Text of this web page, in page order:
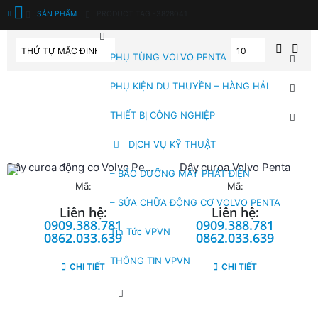
PHỤ TÙNG VOLVO PENTA
PHỤ KIỆN DU THUYỀN – HÀNG HẢI
THIẾT BỊ CÔNG NGHIỆP
DỊCH VỤ KỸ THUẬT
– BẢO DƯỠNG MÁY PHÁT ĐIỆN
– SỬA CHỮA ĐỘNG CƠ VOLVO PENTA
Tin Tức VPVN
THÔNG TIN VPVN
SẢN PHẨM
Dây curoa động cơ Volvo Penta
Mã:
Liên hệ:
0909.388.781
0862.033.639
CHI TIẾT
Dây curoa Volvo Penta
Mã:
Liên hệ:
0909.388.781
0862.033.639
CHI TIẾT